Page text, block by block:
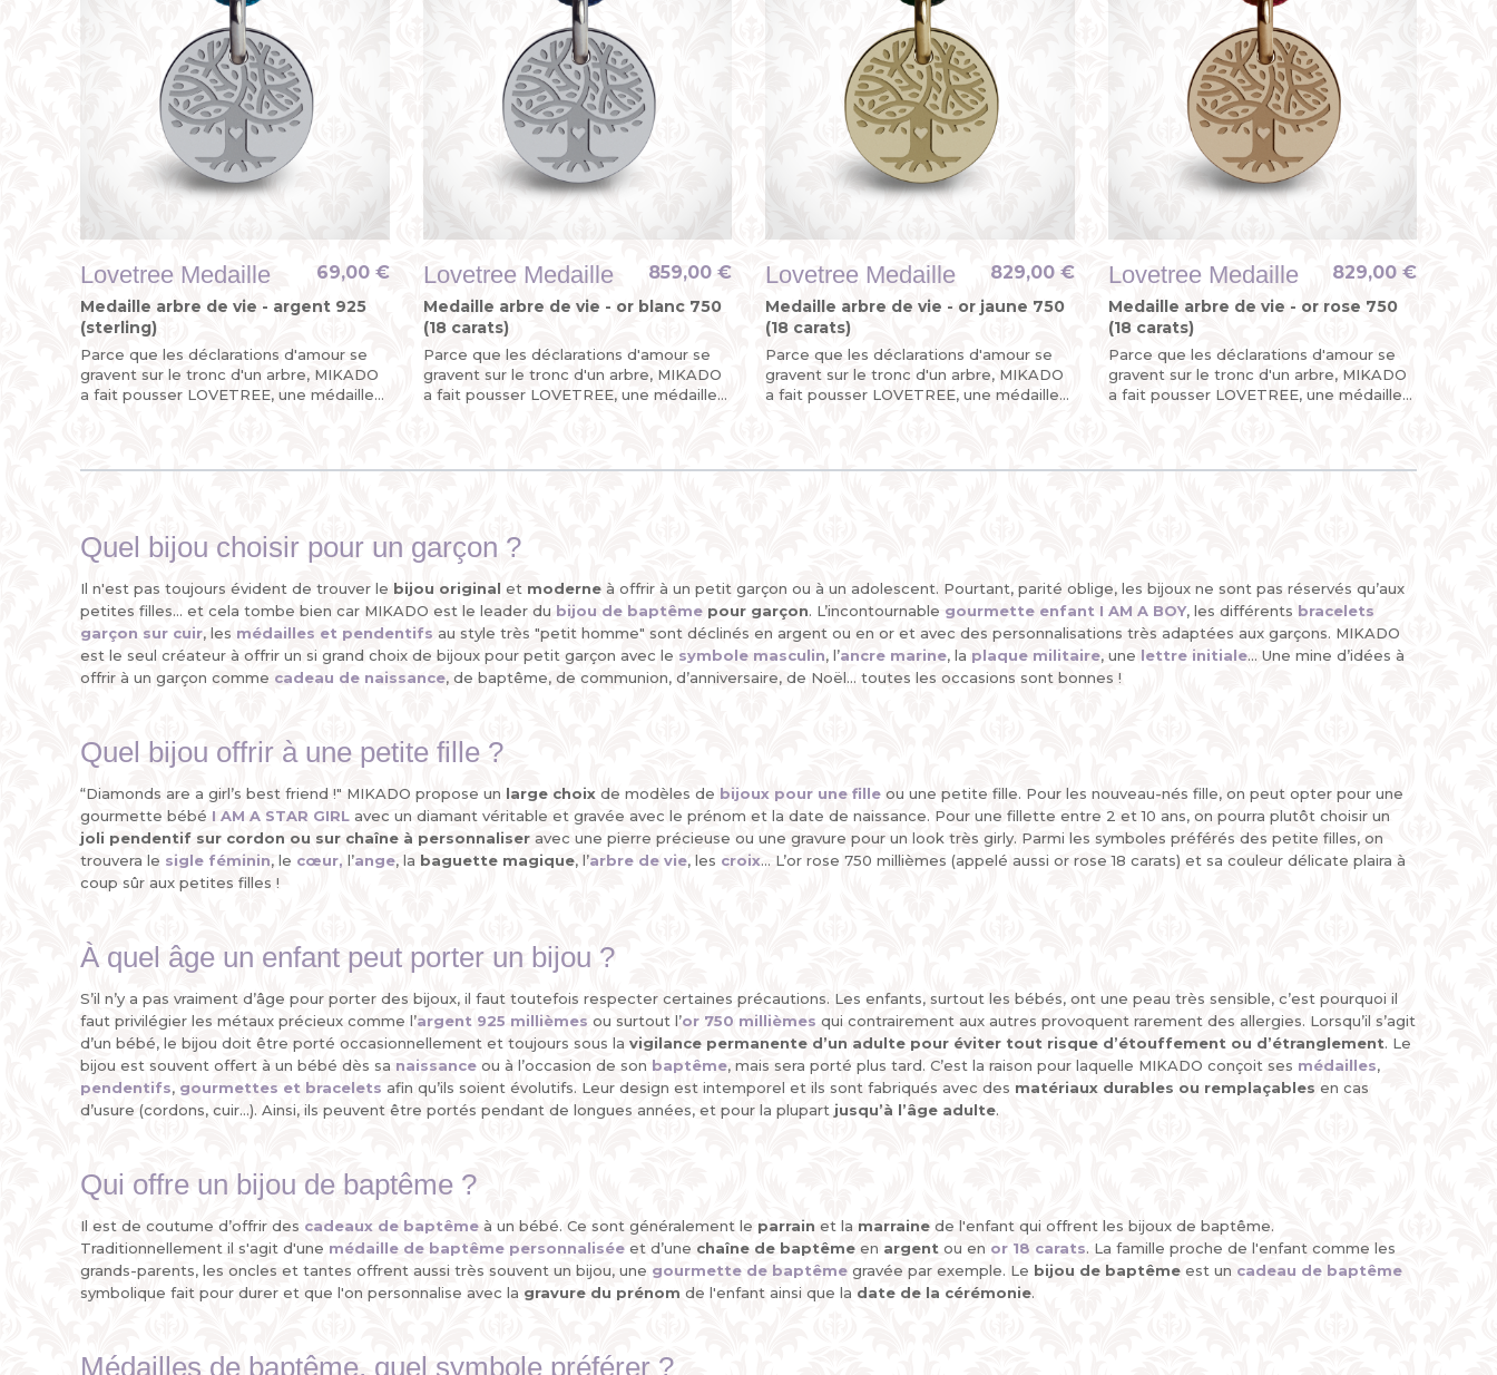
Lovetree Medaille
Medaille arbre de vie - argent 925
(sterling)
Parce que les déclarations d'amour se
gravent sur le tronc d'un arbre, MIKADO
a fait pousser LOVETREE, une médaille
69,00 € Lovetree Medaille
Medaille arbre de vie - or blanc 750
(18 carats)
Parce que les déclarations d'amour se
gravent sur le tronc d'un arbre, MIKADO
a fait pousser LOVETREE, une médaille
859,00 € Lovetree Medaille
Medaille arbre de vie - or jaune 750
(18 carats)
Parce que les déclarations d'amour se
gravent sur le tronc d'un arbre, MIKADO
a fait pousser LOVETREE, une médaille
829,00 € Lovetree Medaille
Medaille arbre de vie - or rose 750
(18 carats)
Parce que les déclarations d'amour se
gravent sur le tronc d'un arbre, MIKADO
a fait pousser LOVETREE, une médaille
829,00 €
Quel bijou choisir pour un garçon ?
Il n'est pas toujours évident de trouver le bijou original et moderne à offrir à un petit garçon ou à un adolescent. Pourtant, parité oblige, les bijoux ne sont pas réservés qu’aux
petites filles... et cela tombe bien car MIKADO est le leader du bijou de baptême pour garçon. L’incontournable gourmette enfant I AM A BOY, les différents bracelets
garçon sur cuir, les médailles et pendentifs au style très "petit homme" sont déclinés en argent ou en or et avec des personnalisations très adaptées aux garçons. MIKADO
est le seul créateur à offrir un si grand choix de bijoux pour petit garçon avec le symbole masculin, l’ancre marine, la plaque militaire, une lettre initiale... Une mine d’idées à
offrir à un garçon comme cadeau de naissance, de baptême, de communion, d’anniversaire, de Noël... toutes les occasions sont bonnes !
Quel bijou offrir à une petite fille ?
“Diamonds are a girl’s best friend !" MIKADO propose un large choix de modèles de bijoux pour une fille ou une petite fille. Pour les nouveau-nés fille, on peut opter pour une
gourmette bébé I AM A STAR GIRL avec un diamant véritable et gravée avec le prénom et la date de naissance. Pour une fillette entre 2 et 10 ans, on pourra plutôt choisir un
joli pendentif sur cordon ou sur chaîne à personnaliser avec une pierre précieuse ou une gravure pour un look très girly. Parmi les symboles préférés des petite filles, on
trouvera le sigle féminin, le cœur, l’ange, la baguette magique, l’arbre de vie, les croix... L’or rose 750 millièmes (appelé aussi or rose 18 carats) et sa couleur délicate plaira à
coup sûr aux petites filles !
À quel âge un enfant peut porter un bijou ?
S’il n’y a pas vraiment d’âge pour porter des bijoux, il faut toutefois respecter certaines précautions. Les enfants, surtout les bébés, ont une peau très sensible, c’est pourquoi il
faut privilégier les métaux précieux comme l’argent 925 millièmes ou surtout l’or 750 millièmes qui contrairement aux autres provoquent rarement des allergies. Lorsqu’il s’agit
d’un bébé, le bijou doit être porté occasionnellement et toujours sous la vigilance permanente d’un adulte pour éviter tout risque d’étouffement ou d’étranglement. Le
bijou est souvent offert à un bébé dès sa naissance ou à l’occasion de son baptême, mais sera porté plus tard. C’est la raison pour laquelle MIKADO conçoit ses médailles,
pendentifs, gourmettes et bracelets afin qu’ils soient évolutifs. Leur design est intemporel et ils sont fabriqués avec des matériaux durables ou remplaçables en cas
d’usure (cordons, cuir...). Ainsi, ils peuvent être portés pendant de longues années, et pour la plupart jusqu’à l’âge adulte.
Qui offre un bijou de baptême ?
Il est de coutume d’offrir des cadeaux de baptême à un bébé. Ce sont généralement le parrain et la marraine de l'enfant qui offrent les bijoux de baptême.
Traditionnellement il s'agit d'une médaille de baptême personnalisée et d’une chaîne de baptême en argent ou en or 18 carats. La famille proche de l'enfant comme les
grands-parents, les oncles et tantes offrent aussi très souvent un bijou, une gourmette de baptême gravée par exemple. Le bijou de baptême est un cadeau de baptême
symbolique fait pour durer et que l'on personnalise avec la gravure du prénom de l'enfant ainsi que la date de la cérémonie.
Médailles de baptême, quel symbole préférer ?